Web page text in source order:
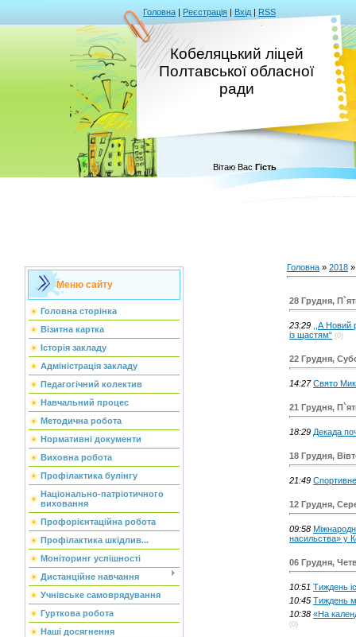
Головна | Реєстрація | Вхід | RSS
Кобеляцький ліцей
Полтавської обласної
ради
Вітаю Вас Гість
Меню сайту
Головна сторінка
Візитна картка
Історія закладу
Адміністрація закладу
Педагогічний колектив
Навчальний процес
Методична робота
Нормативні документи
Виховна робота
Профілактика булінгу
Національно-патріотичного
виховання
Профорієнтаційна робота
Профілактика шкідлив...
Моніторинг успішності
Дистанційне навчання
Учнівське самоврядування
Гурткова робота
Наші досягнення
Головна » 2018 »
28 Грудня,
23:29
,,А Новий
із щастям“ (0)
22 Грудня,
14:27 Свято
21 Грудня,
18:29 Декада
18 Грудня,
21:49
12 Грудня,
09:58
насильства» у
06 Грудня,
10:51 Тиждень
10:45 Тиждень
10:38 «На
(0)